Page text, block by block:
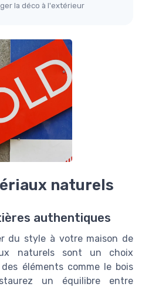
la déco à l'extérieur
naturels
authentiques
du style à votre maison de
naturels sont un choix
éléments comme le bois
un équilibre entre